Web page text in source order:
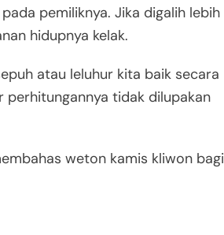
pemiliknya. Jika digalih lebih
hidupnya kelak.
atau leluhur kita baik secara
tidak dilupakan
weton kamis kliwon bagi